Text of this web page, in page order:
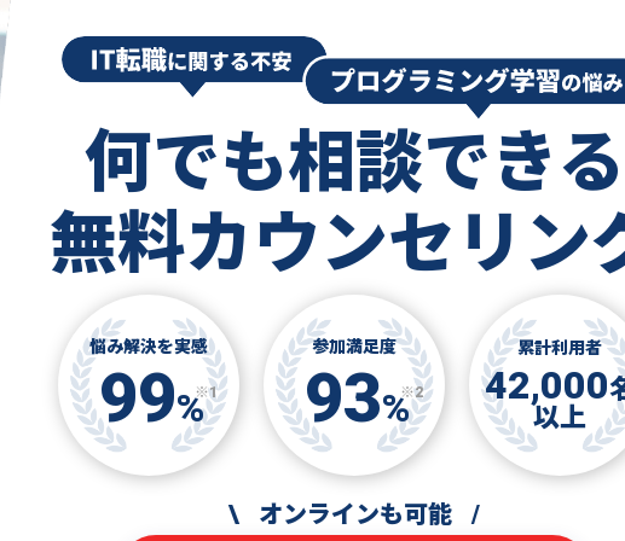
何でも相談できる
無料カウンセリン
悩み解決を実感
99%※1
参加満足度
93%※2
累計利用者
42,000
以上
\ オンラインも可能 /